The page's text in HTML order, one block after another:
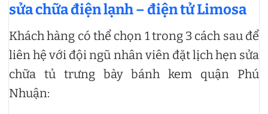
sửa chữa điện lạnh – điện tử Limosa
Khách hàng có thể chọn 1 trong 3 cách sau để
liên hệ với đội ngũ nhân viên đặt lịch hẹn sửa
chữa tủ trưng bày bánh kem quận Phú
Nhuận: